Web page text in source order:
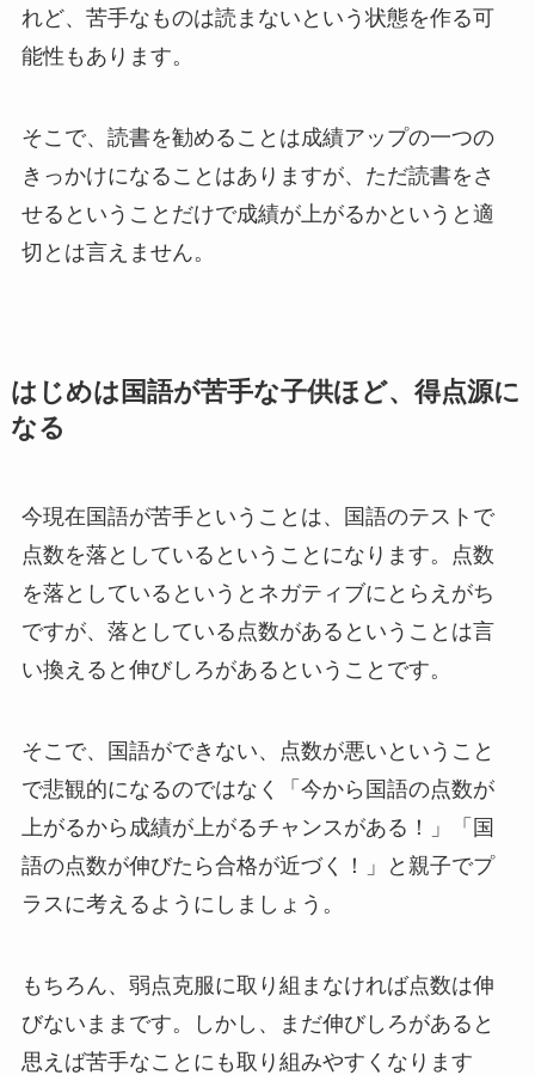
れど、苦手なものは読まないという状態を作る可
能性もあります。
そこで、読書を勧めることは成績アップの一つの
きっかけになることはありますが、ただ読書をさ
せるということだけで成績が上がるかというと適
切とは言えません。
はじめは国語が苦手な子供ほど、得点源に
なる
今現在国語が苦手ということは、国語のテストで
点数を落としているということになります。点数
を落としているというとネガティブにとらえがち
ですが、落としている点数があるということは言
い換えると伸びしろがあるということです。
そこで、国語ができない、点数が悪いということ
で悲観的になるのではなく「今から国語の点数が
上がるから成績が上がるチャンスがある！」「国
語の点数が伸びたら合格が近づく！」と親子でプ
ラスに考えるようにしましょう。
もちろん、弱点克服に取り組まなければ点数は伸
びないままです。しかし、まだ伸びしろがあると
思えば苦手なことにも取り組みやすくなります